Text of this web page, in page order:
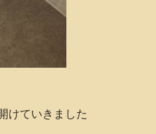
けていきました